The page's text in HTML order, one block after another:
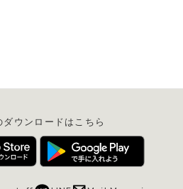
ダウンロードはこちら